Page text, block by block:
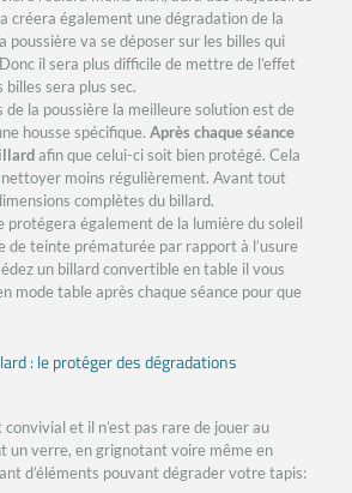
créera également une dégradation de la
poussière va se déposer sur les billes qui
il sera plus difficile de mettre de l’effet
sera plus sec.
la poussière la meilleure solution est de
housse spécifique. Après chaque séance
afin que celui-ci soit bien protégé. Cela
moins régulièrement. Avant tout
complètes du billard.
protégera également de la lumière du soleil
de teinte prématurée par rapport à l’usure
un billard convertible en table il vous
mode table après chaque séance pour que
: le protéger des dégradations
et il n’est pas rare de jouer au
un verre, en grignotant voire même en
d’éléments pouvant dégrader votre tapis: